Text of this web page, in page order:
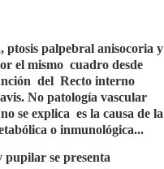
ptosis palpebral anisocoria y
el mismo cuadro desde
del Recto interno
No patología vascular
se explica es la causa de la
o inmunológica...
pupilar se presenta